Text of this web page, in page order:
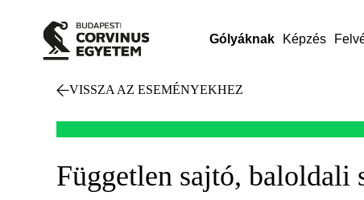
Gólyáknak Képzés
VISSZA AZ ESEMÉNYEKHEZ
Független sajtó, baloldali